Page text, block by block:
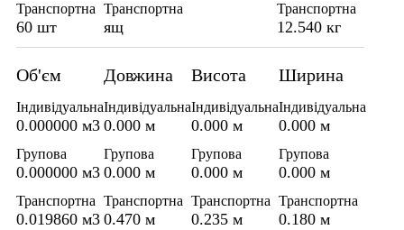
Транспортна
60 шт
Транспортна
ящ
Транспортна
12.540 кг
Об'єм
Індивідуальна
0.000000 м3
Групова
0.000000 м3
Транспортна
0.019860 м3
Довжина
Індивідуальна
0.000 м
Групова
0.000 м
Транспортна
0.470 м
Висота
Індивідуальна
0.000 м
Групова
0.000 м
Транспортна
0.235 м
Ширина
Індивідуальна
0.000 м
Групова
0.000 м
Транспортна
0.180 м